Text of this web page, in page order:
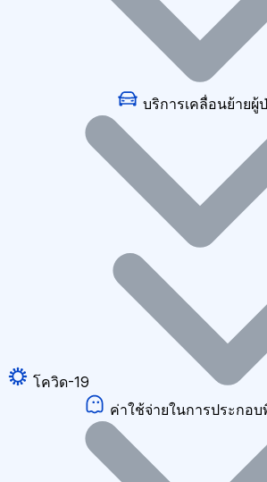
บริการเคลื่อนย้ายผู้
โควิด-19
ค่าใช้จ่ายในการประกอ